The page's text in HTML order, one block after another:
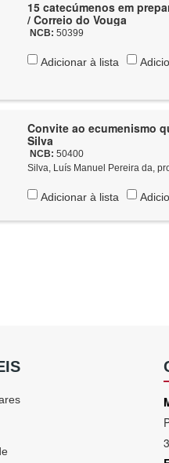
15 catecúmenos em
/ Correio do Vouga
NCB:50399
Adicionar à lista
Convite ao ecumenismo
Silva
NCB:50400
Silva, Luís Manuel Pereira da,
Adicionar à lista